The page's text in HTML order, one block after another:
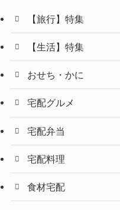
【旅行】特集
【生活】特集
おせち・かに
宅配グルメ
宅配弁当
宅配料理
食材宅配